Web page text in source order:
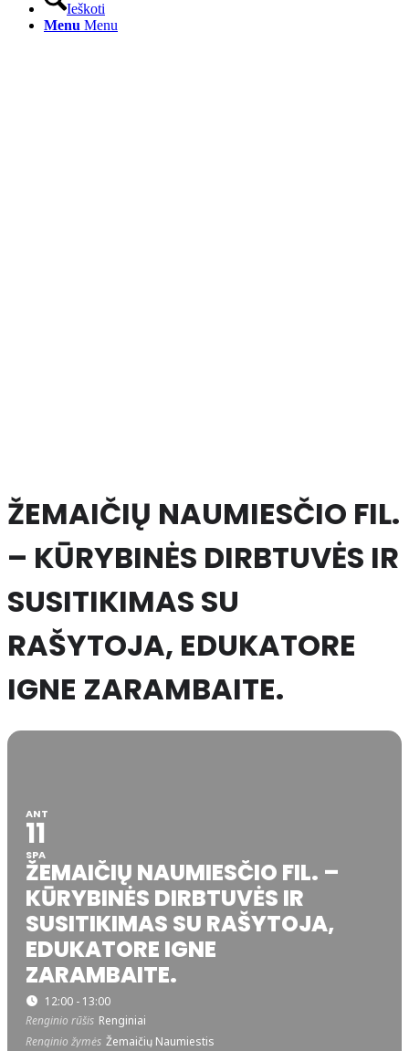
Ieškoti
Menu Menu
ŽEMAIČIŲ NAUMIESČIO FIL.
– KŪRYBINĖS DIRBTUVĖS IR
SUSITIKIMAS SU
RAŠYTOJA, EDUKATORE
IGNE ZARAMBAITE.
ANT
11
SPA
ŽEMAIČIŲ NAUMIESČIO FIL. –
KŪRYBINĖS DIRBTUVĖS IR
SUSITIKIMAS SU RAŠYTOJA,
EDUKATORE IGNE
ZARAMBAITE.
12:00 - 13:00
Renginio rūšis Renginiai
Renginio žymės Žemaičių Naumiestis